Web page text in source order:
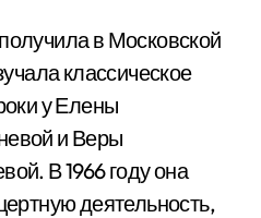
в Московской
классическое
у Елены
и Веры
В 1966 году она
деятельность,